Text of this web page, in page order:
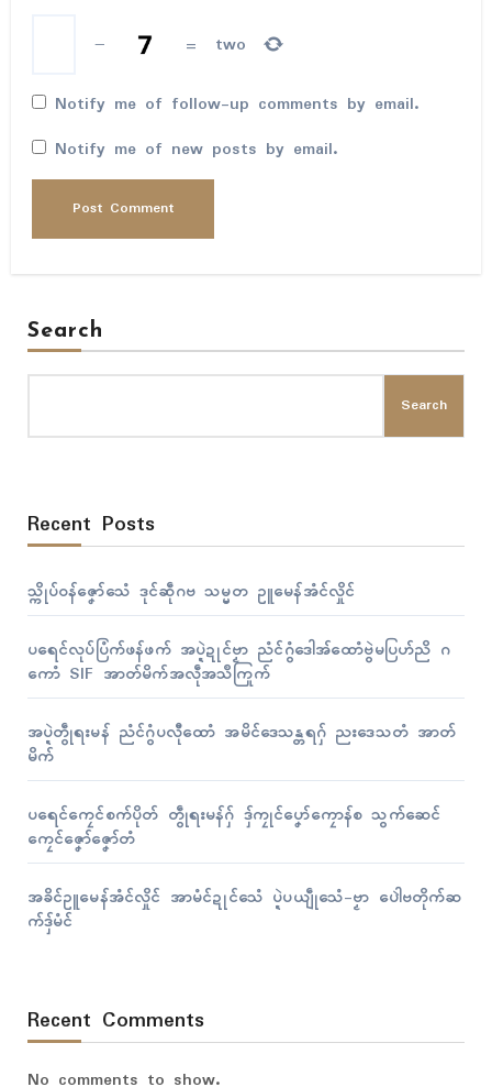
− = two
Notify me of follow-up comments by email.
Notify me of new posts by email.
Search
Search
Recent Posts
သ္ကိုပ်ဝန်ဇၞော်သေံ ဒုၚ်ဆဵုဂဗ သမ္မတ ဥူမေန်အံၚ်လှိုၚ်
ပရေၚ်လုပ်ပြံက်ဖန်ဖက် အပ္ဍဲဍုၚ်ဗၟာ ညံၚ်ဂွံဒေါအ်ထောံဗွဲမပြဟ်ညိ ဂ
ကောံ SIF အာတ်မိက်အလဵုအသဳကြုက်
အပ္ဍဲတွဵုရးမန် ညံၚ်ဂွံပလီုထောံ အမိၚ်ဒေသန္တရဂှ် ညးဒေသတံ အာတ်
မိက်
ပရေၚ်ကၠေၚ်စက်ပိုတ် တွဵုရးမန်ဂှ် ဒှ်ကၠုၚ်ပၞော်ကၠောန်စ သွက်ဆေၚ်
ကၠေၚ်ဇၞော်ဇၞော်တံ
အခိၚ်ဥူမေန်အံၚ်လှိုၚ် အာမံၚ်ဍုၚ်သေံ ပ္ဍဲပယျဵုသေံ-ဗၟာ ပေါဲဗတိုက်ဆ
က်ဒှ်မံၚ်
Recent Comments
No comments to show.